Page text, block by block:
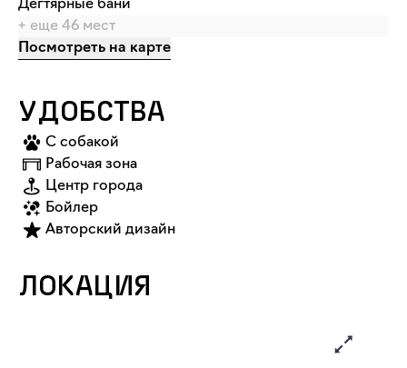
Дегтярные бани
+ еще 46 мест
Посмотреть на карте
УДОБСТВА
С собакой
Рабочая зона
Центр города
Бойлер
Авторский дизайн
ЛОКАЦИЯ